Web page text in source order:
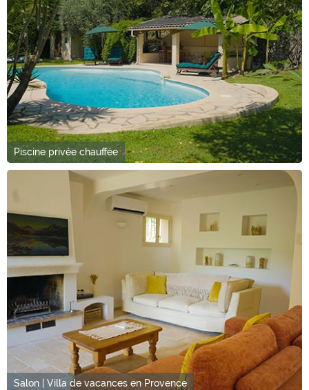
Piscine privée chauffée
Salon | Villa de vacances en Provence